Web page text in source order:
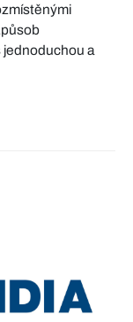
jednoduchou a